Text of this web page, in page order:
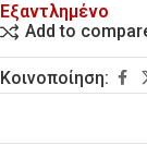
Εξαντλημένο
Add to
Κοινοποίηση: